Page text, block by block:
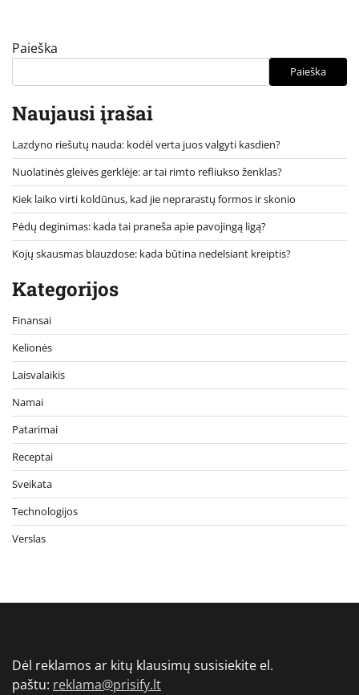
Paieška
Paieška
Naujausi įrašai
Lazdyno riešutų nauda: kodėl verta juos valgyti kasdien?
Nuolatinės gleivės gerklėje: ar tai rimto refliukso ženklas?
Kiek laiko virti koldūnus, kad jie neprarastų formos ir skonio
Pėdų deginimas: kada tai praneša apie pavojingą ligą?
Kojų skausmas blauzdose: kada būtina nedelsiant kreiptis?
Kategorijos
Finansai
Kelionės
Laisvalaikis
Namai
Patarimai
Receptai
Sveikata
Technologijos
Verslas
Dėl reklamos ar kitų klausimų susisiekite el.
paštu: reklama@prisify.lt